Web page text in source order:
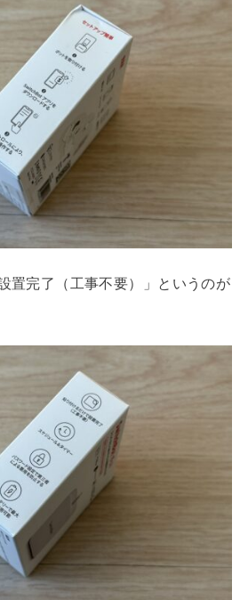
置完了（工事不要）」というのが